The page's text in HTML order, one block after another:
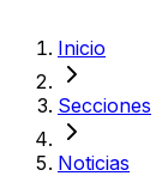
Inicio
Secciones
Noticias